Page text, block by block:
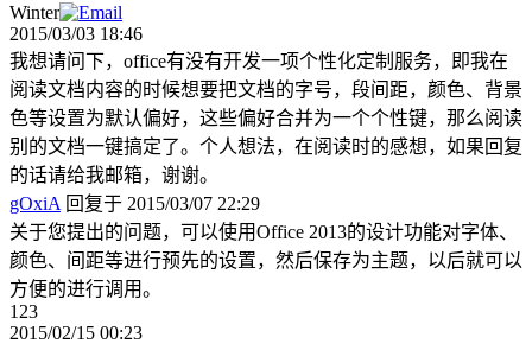
Winter
2015/03/03 18:46
我想请问下，office有没有开发一项个性化定制服务，即我在
阅读文档内容的时候想要把文档的字号，段间距，颜色、背景
色等设置为默认偏好，这些偏好合并为一个个性键，那么阅读
别的文档一键搞定了。个人想法，在阅读时的感想，如果回复
的话请给我邮箱，谢谢。
gOxiA 回复于 2015/03/07 22:29
关于您提出的问题，可以使用Office 2013的设计功能对字体、
颜色、间距等进行预先的设置，然后保存为主题，以后就可以
方便的进行调用。
123
2015/02/15 00:23